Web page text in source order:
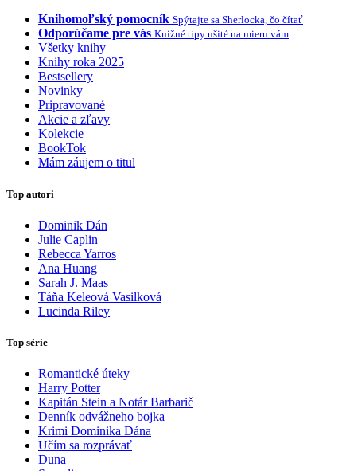
Knihomoľský pomocník Spýtajte sa Sherlocka, čo čítať
Odporúčame pre vás Knižné tipy ušité na mieru vám
Všetky knihy
Knihy roka 2025
Bestsellery
Novinky
Pripravované
Akcie a zľavy
Kolekcie
BookTok
Mám záujem o titul
Top autori
Dominik Dán
Julie Caplin
Rebecca Yarros
Ana Huang
Sarah J. Maas
Táňa Keleová Vasilková
Lucinda Riley
Top série
Romantické úteky
Harry Potter
Kapitán Stein a Notár Barbarič
Denník odvážneho bojka
Krimi Dominika Dána
Učím sa rozprávať
Duna